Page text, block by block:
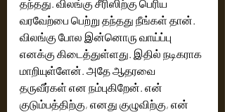
தந்தது. விலங்கு சீரிஸிற்கு பெரிய
வரவேற்பை பெற்று தந்தது நீங்கள் தான்.
விலங்கு போல இன்னொரு வாய்ப்பு
எனக்கு கிடைத்துள்ளது. இதில் நடிகராக
மாறியுள்ளேன். அதே ஆதரவை
தருவீர்கள் என நம்புகிறேன். என்
குடும்பத்திற்கு, எனது குழுவிற்கு, என்